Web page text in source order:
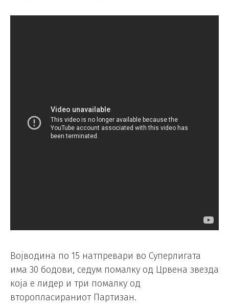
Војводина по 15 натпревари во Суперлигата
има 30 бодови, седум помалку од Црвена звезда
која е лидер и три помалку од
второпласираниот Партизан.